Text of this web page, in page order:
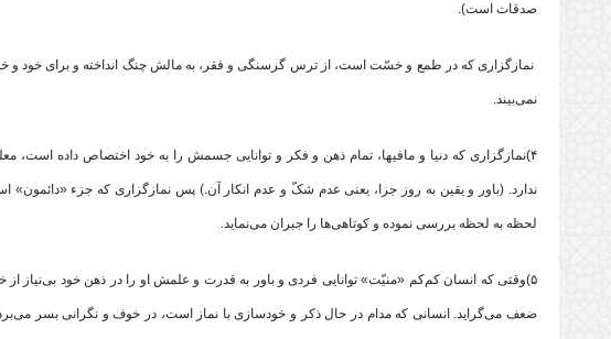
صدقات است).
نمازگزاری که در طمع و خسّت است، از ترس گرسنگی و فقر، به مالش چنگ انداخته و برای خود
نمی‌بیند.
۴)نمازگزاری که دنیا و مافیها، تمام ذهن و فکر و توانایی جسمش را به خود اختصاص داده
ندارد. (باور و یقین به روز جزا، یعنی عدم شکّ و عدم انکار آن.) پس نمازگزاری که جزء
لحظه به لحظه بررسی نموده و کوتاهی‌ها را جبران می‌نماید.
۵)وقتی که انسان کم‌کم «منیّت» توانایی فردی و باور به قدرت و علمش او را در ذهن خود بی‌نیاز
ضعف می‌گراید. انسانی که مدام در حال ذکر و خودسازی با نماز است، در خوف و نگرانی بسر می‌برد